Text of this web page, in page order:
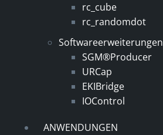
rc_cube
rc_randomdot
Softwareerweiterungen
SGM®Producer
URCap
EKIBridge
IOControl
ANWENDUNGEN